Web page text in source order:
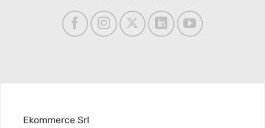
Ekommerce Srl